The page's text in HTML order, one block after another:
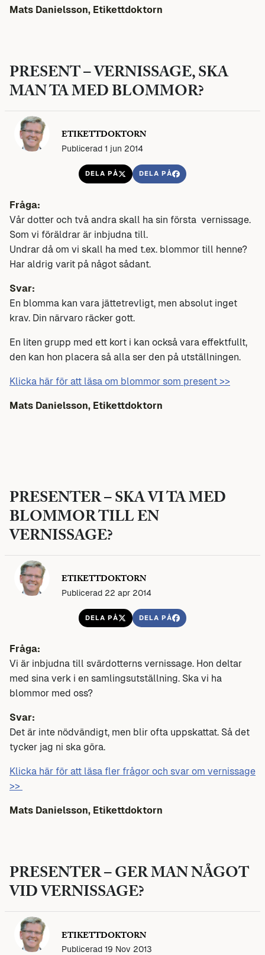
Mats Danielsson, Etikettdoktorn
PRESENT – VERNISSAGE, SKA
MAN TA MED BLOMMOR?
ETIKETTDOKTORN
Publicerad 1 jun 2014
DELA PÅ DELA PÅ
Fråga:
Vår dotter och två andra skall ha sin första vernissage.
Som vi föräldrar är inbjudna till.
Undrar då om vi skall ha med t.ex. blommor till henne?
Har aldrig varit på något sådant.
Svar:
En blomma kan vara jättetrevligt, men absolut inget
krav. Din närvaro räcker gott.
En liten grupp med ett kort i kan också vara effektfullt,
den kan hon placera så alla ser den på utställningen.
Klicka här för att läsa om blommor som present >>
Mats Danielsson, Etikettdoktorn
PRESENTER – SKA VI TA MED
BLOMMOR TILL EN
VERNISSAGE?
ETIKETTDOKTORN
Publicerad 22 apr 2014
DELA PÅ DELA PÅ
Fråga:
Vi är inbjudna till svärdotterns vernissage. Hon deltar
med sina verk i en samlingsutställning. Ska vi ha
blommor med oss?
Svar:
Det är inte nödvändigt, men blir ofta uppskattat. Så det
tycker jag ni ska göra.
Klicka här för att läsa fler frågor och svar om vernissage
>>
Mats Danielsson, Etikettdoktorn
PRESENTER – GER MAN NÅGOT
VID VERNISSAGE?
ETIKETTDOKTORN
Publicerad 19 Nov 2013